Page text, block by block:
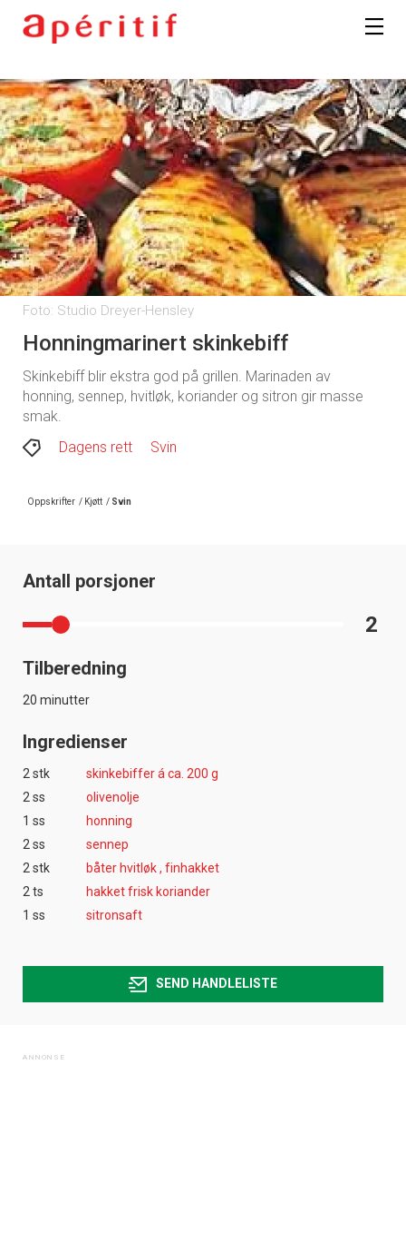
Foto: Studio Dreyer-Hensley
Honningmarinert skinkebiff
Skinkebiff blir ekstra god på grillen. Marinaden av
honning, sennep, hvitløk, koriander og sitron gir masse
smak.
Dagens rett
Svin
Oppskrifter / Kjøtt / Svin
Antall porsjoner
2
Tilberedning
20 minutter
Ingredienser
2 stk
skinkebiffer á ca. 200 g
2 ss
olivenolje
1 ss
honning
2 ss
sennep
2 stk
båter hvitløk , finhakket
2 ts
hakket frisk koriander
1 ss
sitronsaft
SEND HANDLELISTE